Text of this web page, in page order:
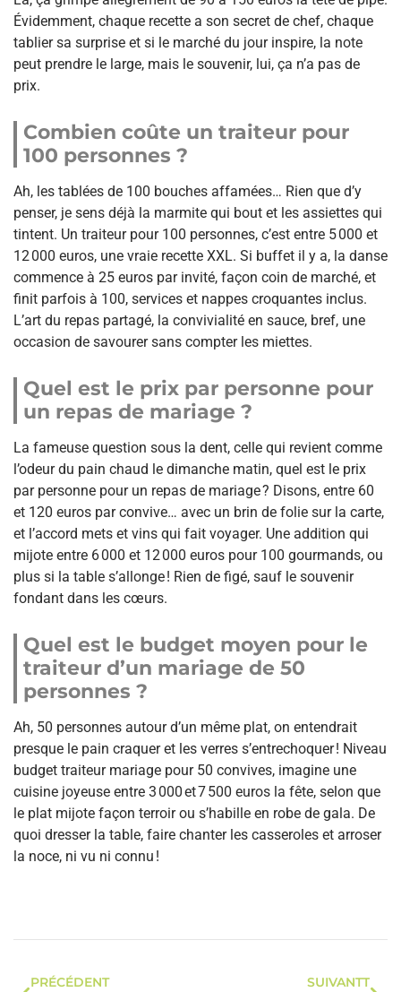
Évidemment, chaque recette a son secret de chef, chaque
tablier sa surprise et si le marché du jour inspire, la note
peut prendre le large, mais le souvenir, lui, ça n’a pas de
prix.
Combien coûte un traiteur pour
100 personnes ?
Ah, les tablées de 100 bouches affamées… Rien que d’y
penser, je sens déjà la marmite qui bout et les assiettes qui
tintent. Un traiteur pour 100 personnes, c’est entre 5 000 et
12 000 euros, une vraie recette XXL. Si buffet il y a, la danse
commence à 25 euros par invité, façon coin de marché, et
finit parfois à 100, services et nappes croquantes inclus.
L’art du repas partagé, la convivialité en sauce, bref, une
occasion de savourer sans compter les miettes.
Quel est le prix par personne pour
un repas de mariage ?
La fameuse question sous la dent, celle qui revient comme
l’odeur du pain chaud le dimanche matin, quel est le prix
par personne pour un repas de mariage ? Disons, entre 60
et 120 euros par convive… avec un brin de folie sur la carte,
et l’accord mets et vins qui fait voyager. Une addition qui
mijote entre 6 000 et 12 000 euros pour 100 gourmands, ou
plus si la table s’allonge ! Rien de figé, sauf le souvenir
fondant dans les cœurs.
Quel est le budget moyen pour le
traiteur d’un mariage de 50
personnes ?
Ah, 50 personnes autour d’un même plat, on entendrait
presque le pain craquer et les verres s’entrechoquer ! Niveau
budget traiteur mariage pour 50 convives, imagine une
cuisine joyeuse entre 3 000 et 7 500 euros la fête, selon que
le plat mijote façon terroir ou s’habille en robe de gala. De
quoi dresser la table, faire chanter les casseroles et arroser
la noce, ni vu ni connu !
PRÉCÉDENT SUIVANTT